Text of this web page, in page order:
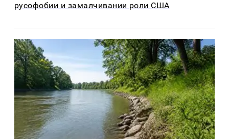
русофобии и замалчивании роли США